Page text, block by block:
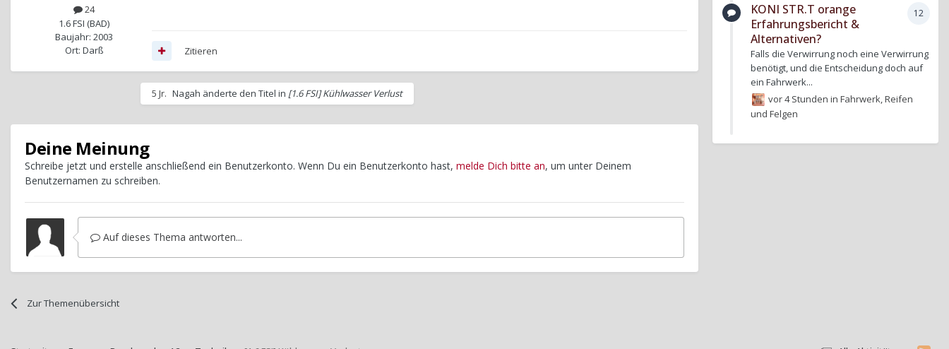
24
1.6 FSI (BAD)
Baujahr: 2003
Ort: Darß
Zitieren
5 Jr. Nagah änderte den Titel in [1.6 FSI] Kühlwasser Verlust
Deine Meinung
Schreibe jetzt und erstelle anschließend ein Benutzerkonto. Wenn Du ein Benutzerkonto hast, melde Dich bitte an, um unter Deinem
Benutzernamen zu schreiben.
Auf dieses Thema antworten...
Zur Themenübersicht
12
KONI STR.T orange
Erfahrungsbericht &
Alternativen?
Falls die Verwirrung noch eine Verwirrung
benötigt, und die Entscheidung doch auf
ein Fahrwerk...
vor 4 Stunden inFahrwerk, Reifen
und Felgen